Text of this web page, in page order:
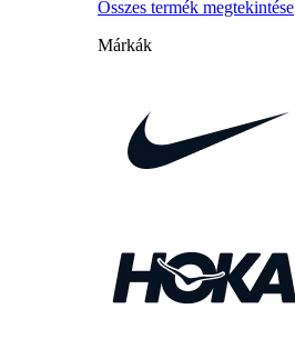
Összes termék megtekintése
Márkák